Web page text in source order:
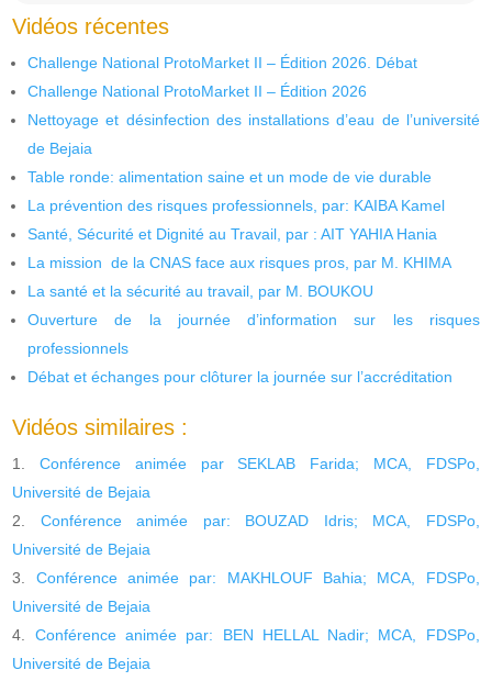
Vidéos récentes
Challenge National ProtoMarket II – Édition 2026. Débat
Challenge National ProtoMarket II – Édition 2026
Nettoyage et désinfection des installations d’eau de l’université
de Bejaia
Table ronde: alimentation saine et un mode de vie durable
La prévention des risques professionnels, par: KAIBA Kamel
Santé, Sécurité et Dignité au Travail, par : AIT YAHIA Hania
La mission de la CNAS face aux risques pros, par M. KHIMA
La santé et la sécurité au travail, par M. BOUKOU
Ouverture de la journée d’information sur les risques
professionnels
Débat et échanges pour clôturer la journée sur l’accréditation
Vidéos similaires :
Conférence animée par SEKLAB Farida; MCA, FDSPo,
Université de Bejaia
Conférence animée par: BOUZAD Idris; MCA, FDSPo,
Université de Bejaia
Conférence animée par: MAKHLOUF Bahia; MCA, FDSPo,
Université de Bejaia
Conférence animée par: BEN HELLAL Nadir; MCA, FDSPo,
Université de Bejaia